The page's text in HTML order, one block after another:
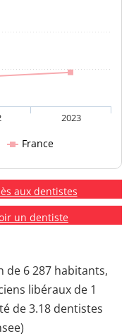
France
2023
aux dentistes
un dentiste
de 6 287 habitants,
libéraux de 1
de 3.18 dentistes